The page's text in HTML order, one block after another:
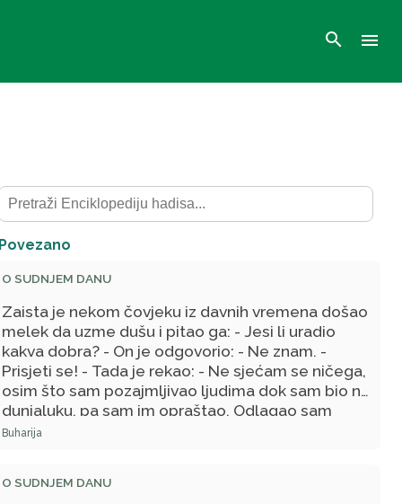
search menu
Povezano
O SUDNJEM DANU
Zaista je nekom čovjeku iz davnih vremena došao
melek da uzme dušu i pitao ga: - Jesi li uradio
kakva dobra? - On je odgovorio: - Ne znam. -
Prisjeti se! - Tada je rekao: - Ne sjećam se ničega,
osim što sam pozajmljivao ljudima dok sam bio na
dunjaluku, pa sam im opraštao. Odlagao sam
naplatu od imućnog i opraštao onome ko je bio u
Buharija
O SUDNJEM DANU